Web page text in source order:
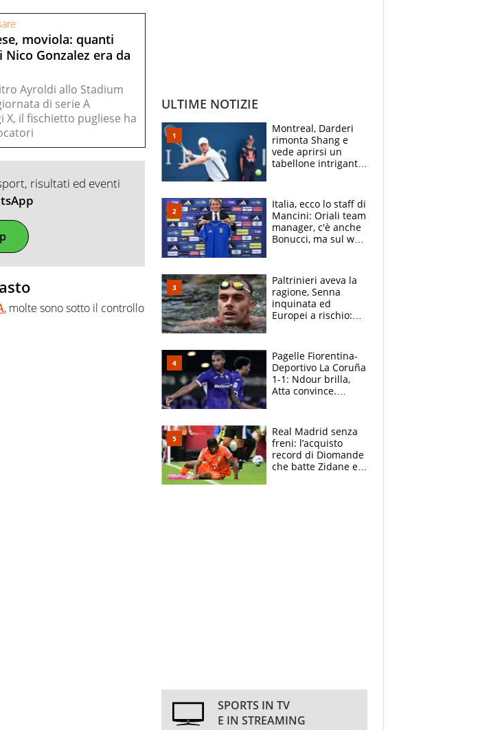
moviola: quanti
Gonzalez era da
Ayroldi allo Stadium
di serie A
X, il fischietto pugliese ha
risultati ed eventi
, molte sono sotto il controllo
ULTIME NOTIZIE
Montreal, Darderi
rimonta Shang e
vede aprirsi un
tabellone intrigante:
felice del mio livello"
Italia, ecco lo staff di
Mancini: Oriali team
manager, c'è anche
Bonucci, ma sul web
Paltrinieri aveva la
ragione, Senna
inquinata ed
Europei a rischio:
adesso
Pagelle Fiorentina-
Deportivo La Coruña
1-1: Ndour brilla,
Atta convince.
Real Madrid senza
freni: l’acquisto
record di Diomande
che batte Zidane e
SPORTS IN TV
E IN STREAMING